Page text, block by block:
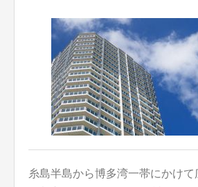
糸島半島から博多湾一帯にかけ